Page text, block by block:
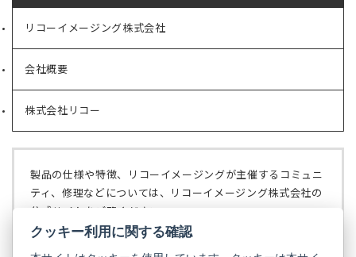
リコーイメージング株式会社
（新
タ
ブ
で
開
く）
会社概要
（新
タ
ブ
く）
株式会社リコー
（新
ブ
開
製品の仕様や特徴、リコーイメージングが主催するコミュニ
ティ、修理などについては、リコーイメージング株式会社の
公式サイトをご覧ください。
リコーイメージング株式会社の公式サイト
（新
し
クッキー利用に関する確認